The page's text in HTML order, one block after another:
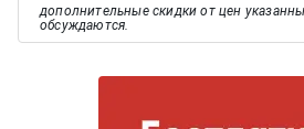
дополнительные скидки от цен
обсуждаются.